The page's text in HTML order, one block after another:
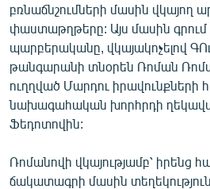
ՓՈԴՔԱՍԹ
Հայերեն
English
Русский
ՀԵՏԵՎԵՔ ՄԵԶ
բռնաճնշումների մասին վկայող
փաստաթղթերը: Այս մասին գրում
պարբերականը, վկայակոչելով
թանգարանի տնօրեն Ռոման
ուղղված Մարդու իրավունքների
նախագահական խորհրդի
Ֆեդոտովին:
Ռոմանովի վկայությամբ՝ իրենց
ճակատագրի մասին